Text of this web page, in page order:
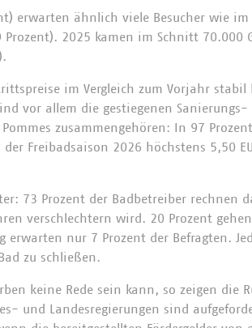
erwarten ähnlich viele Besucher wie
2025 kamen im Schnitt 70.000
im Vergleich zum Vorjahr stabil
vor allem die gestiegenen Sanierungs-
zusammengehören: In 97
Freibadsaison 2026 höchstens 5,50
73 Prozent der Badbetreiber rechnen
verschlechtern wird. 20 Prozent
erwarten nur 7 Prozent der Befragten.
zu schließen.
keine Rede sein kann, so zeigen die
und Landesregierungen sind